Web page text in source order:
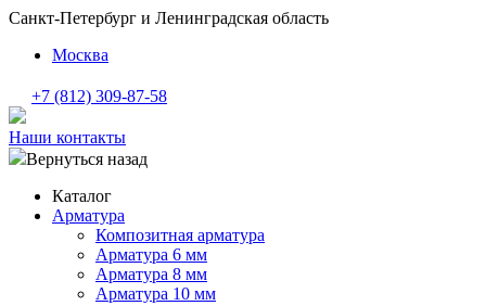
Санкт-Петербург и Ленинградская область
Москва
+7 (812) 309-87-58
Наши контакты
Вернуться назад
Каталог
Арматура
Композитная арматура
Арматура 6 мм
Арматура 8 мм
Арматура 10 мм